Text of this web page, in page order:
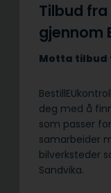
Tilbud
gjennom
Motta tilbud
deg med å
som passer
samarbeider
bilverksteder
Sandvika.